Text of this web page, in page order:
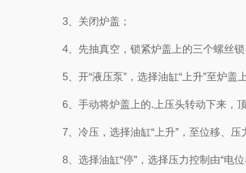
3、关闭炉盖；
4、先抽真空，锁紧炉盖上的三个螺丝锁
5、开“液压泵”，选择油缸“上升”至炉盖
6、手动将炉盖上的.上压头转动下来，顶
7、冷压，选择油缸“上升”，至位移、压
8、选择油缸“停”，选择压力控制由“电位